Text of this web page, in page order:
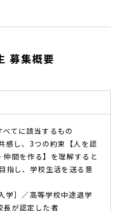
募集概要
てに該当するもの
感し、3つの約束【人を認
間を作る】を理解すると
指し、学校生活を送る意
］／高等学校中途退学
長が認定した者